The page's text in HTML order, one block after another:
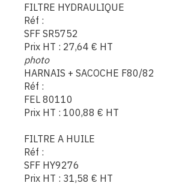
FILTRE HYDRAULIQUE
Réf :
SFF SR5752
Prix HT : 27,64 € HT
photo
HARNAIS + SACOCHE F80/82
Réf :
FEL 80110
Prix HT : 100,88 € HT
FILTRE A HUILE
Réf :
SFF HY9276
Prix HT : 31,58 € HT